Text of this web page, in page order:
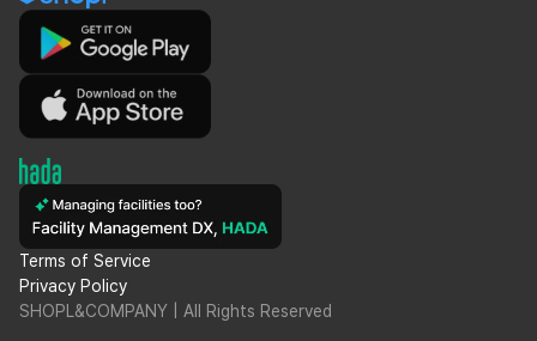
Terms of Service
Privacy Policy
SHOPL&COMPANY | All Rights Reserved